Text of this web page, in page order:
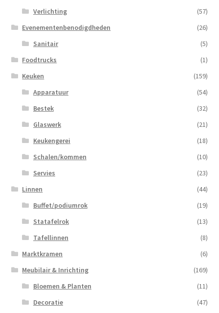
Verlichting
(57)
Evenementenbenodigdheden
(26)
Sanitair
(5)
Foodtrucks
(1)
Keuken
(159)
Apparatuur
(54)
Bestek
(32)
Glaswerk
(21)
Keukengerei
(18)
Schalen/kommen
(10)
Servies
(23)
Linnen
(44)
Buffet/podiumrok
(19)
Statafelrok
(13)
Tafellinnen
(8)
Marktkramen
(6)
Meubilair & Inrichting
(169)
Bloemen & Planten
(11)
Decoratie
(47)